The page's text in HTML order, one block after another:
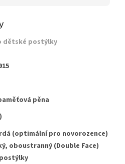
dětské postýlky
pěna
(optimální pro novorozence)
oboustranný (Double Face)